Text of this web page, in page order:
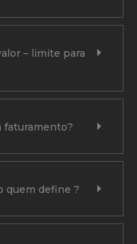
– limite para
faturamento?
quem define ?